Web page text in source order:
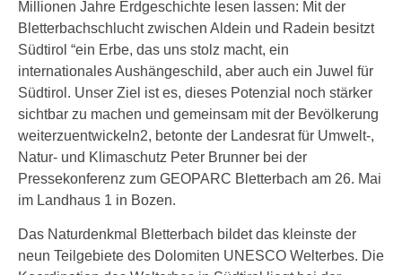
Millionen Jahre Erdgeschichte lesen lassen: Mit der
Bletterbachschlucht zwischen Aldein und Radein besitzt
Südtirol “ein Erbe, das uns stolz macht, ein
internationales Aushängeschild, aber auch ein Juwel für
Südtirol. Unser Ziel ist es, dieses Potenzial noch stärker
sichtbar zu machen und gemeinsam mit der Bevölkerung
weiterzuentwickeln2, betonte der Landesrat für Umwelt-,
Natur- und Klimaschutz Peter Brunner bei der
Pressekonferenz zum GEOPARC Bletterbach am 26. Mai
im Landhaus 1 in Bozen.
Das Naturdenkmal Bletterbach bildet das kleinste der
neun Teilgebiete des Dolomiten UNESCO Welterbes. Die